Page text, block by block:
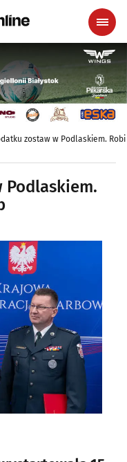
zostaw w Podlaskiem.
Podlaskiem.